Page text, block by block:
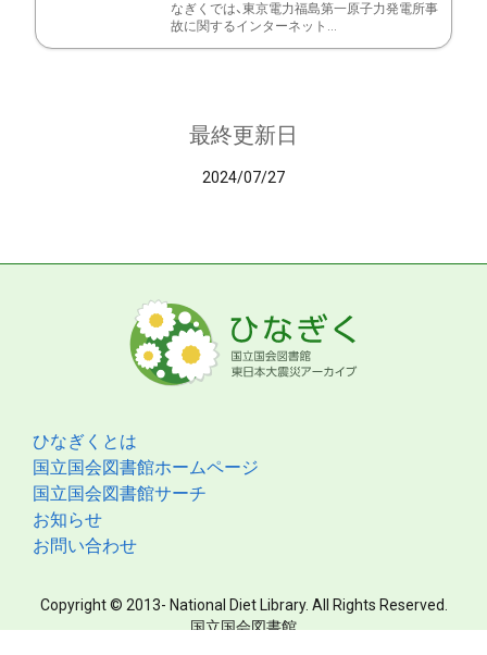
なぎくでは、東京電力福島第一原子力発電所事
故に関するインターネット...
最終更新日
2024/07/27
ひなぎくとは
国立国会図書館ホームページ
国立国会図書館サーチ
お知らせ
お問い合わせ
Copyright © 2013- National Diet Library. All Rights Reserved.